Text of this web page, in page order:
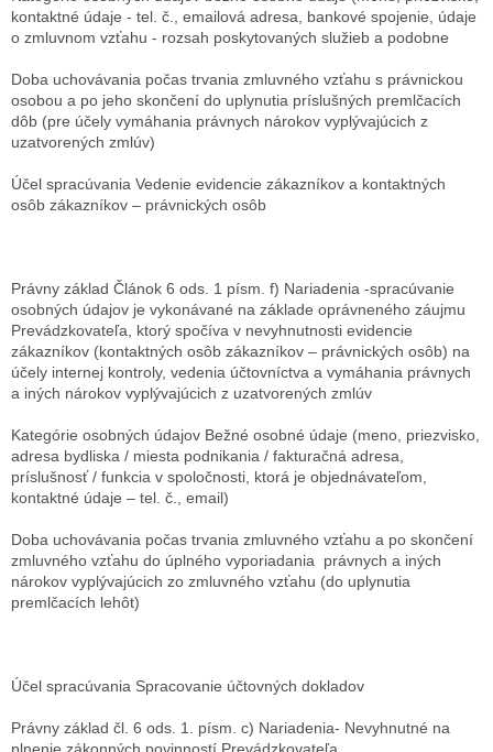
kontaktné údaje - tel. č., emailová adresa, bankové spojenie, údaje
o zmluvnom vzťahu - rozsah poskytovaných služieb a podobne
Doba uchovávania počas trvania zmluvného vzťahu s právnickou
osobou a po jeho skončení do uplynutia príslušných premlčacích
dôb (pre účely vymáhania právnych nárokov vyplývajúcich z
uzatvorených zmlúv)
Účel spracúvania Vedenie evidencie zákazníkov a kontaktných
osôb zákazníkov – právnických osôb
Právny základ Článok 6 ods. 1 písm. f) Nariadenia -spracúvanie
osobných údajov je vykonávané na základe oprávneného záujmu
Prevádzkovateľa, ktorý spočíva v nevyhnutnosti evidencie
zákazníkov (kontaktných osôb zákazníkov – právnických osôb) na
účely internej kontroly, vedenia účtovníctva a vymáhania právnych
a iných nárokov vyplývajúcich z uzatvorených zmlúv
Kategórie osobných údajov Bežné osobné údaje (meno, priezvisko,
adresa bydliska / miesta podnikania / fakturačná adresa,
príslušnosť / funkcia v spoločnosti, ktorá je objednávateľom,
kontaktné údaje – tel. č., email)
Doba uchovávania počas trvania zmluvného vzťahu a po skončení
zmluvného vzťahu do úplného vyporiadania právnych a iných
nárokov vyplývajúcich zo zmluvného vzťahu (do uplynutia
premlčacích lehôt)
Účel spracúvania Spracovanie účtovných dokladov
Právny základ čl. 6 ods. 1. písm. c) Nariadenia- Nevyhnutné na
plnenie zákonných povinností Prevádzkovateľa.